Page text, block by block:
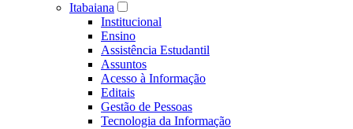
Itabaiana
Institucional
Ensino
Assistência Estudantil
Assuntos
Acesso à Informação
Editais
Gestão de Pessoas
Tecnologia da Informação